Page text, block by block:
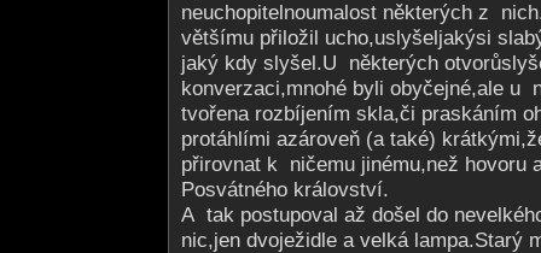
neuchopitelnoumalost některých z
většímu přiložil ucho,uslyšeljakýsi
jaký kdy slyšel.U některých
konverzaci,mnohé byli obyčejné,ale u
tvořena rozbíjením skla,či praskáním
protáhlími azároveň (a také)
přirovnat k ničemu jinému,než hovoru
Posvátného království.
A tak postupoval až došel do
nic,jen dvoježidle a velká lampa.Starý